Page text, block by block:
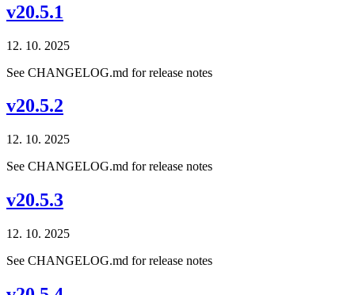
v20.5.1
12. 10. 2025
See CHANGELOG.md for release notes
v20.5.2
12. 10. 2025
See CHANGELOG.md for release notes
v20.5.3
12. 10. 2025
See CHANGELOG.md for release notes